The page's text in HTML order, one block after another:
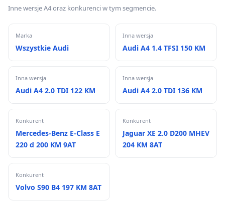
Inne wersje A4 oraz konkurenci w tym segmencie.
Marka
Wszystkie Audi
Inna wersja
Audi A4 1.4 TFSI 150 KM
Inna wersja
Audi A4 2.0 TDI 122 KM
Inna wersja
Audi A4 2.0 TDI 136 KM
Konkurent
Mercedes-Benz E-Class E
220 d 200 KM 9AT
Konkurent
Jaguar XE 2.0 D200 MHEV
204 KM 8AT
Konkurent
Volvo S90 B4 197 KM 8AT